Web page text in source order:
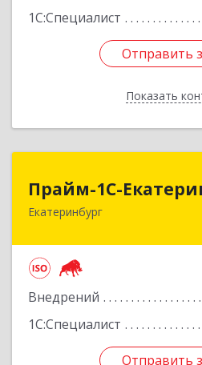
1С:Специалист
Отправить
Показать
Отправить
Назад
Прайм-1С-
Екатеринбург
Внедрений
1С:Специалист
Отправить
Прайм-
620142, Свердловская
Отправить